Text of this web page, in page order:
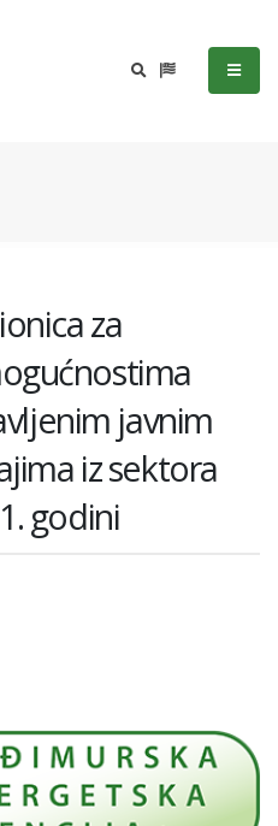
za
javnim
iz sektora
godini